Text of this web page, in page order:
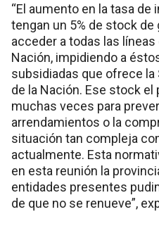
“El aumento en la tasa
tengan un 5% de stock
acceder a todas las
Nación, impidiendo a
subsidiadas que ofrece
de la Nación. Ese stock
muchas veces para
arrendamientos o la
situación tan compleja
actualmente. Esta
en esta reunión la
entidades presentes
de que no se renueve”,